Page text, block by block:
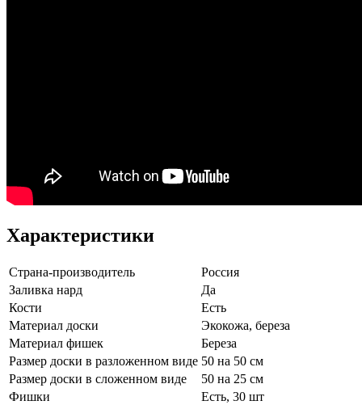
Характеристики
Страна-производитель
Россия
Заливка нард
Да
Кости
Есть
Материал доски
Экокожа, береза
Материал фишек
Береза
Размер доски в разложенном виде 50 на 50 см
Размер доски в сложенном виде
50 на 25 см
Фишки
Есть, 30 шт